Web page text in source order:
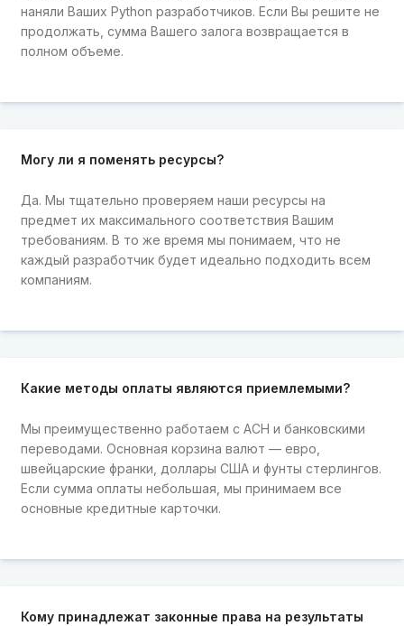
наняли Ваших Python разработчиков. Если Вы решите не
продолжать, сумма Вашего залога возвращается в
полном объеме.
Могу ли я поменять ресурсы?
Да. Мы тщательно проверяем наши ресурсы на
предмет их максимального соответствия Вашим
требованиям. В то же время мы понимаем, что не
каждый разработчик будет идеально подходить всем
компаниям.
Какие методы оплаты являются приемлемыми?
Мы преимущественно работаем с ACH и банковскими
переводами. Основная корзина валют — евро,
швейцарские франки, доллары США и фунты стерлингов.
Если сумма оплаты небольшая, мы принимаем все
основные кредитные карточки.
Кому принадлежат законные права на результаты